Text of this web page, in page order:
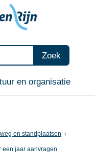
Zoek
en organisatie
en standplaatsen
een jaar aanvragen